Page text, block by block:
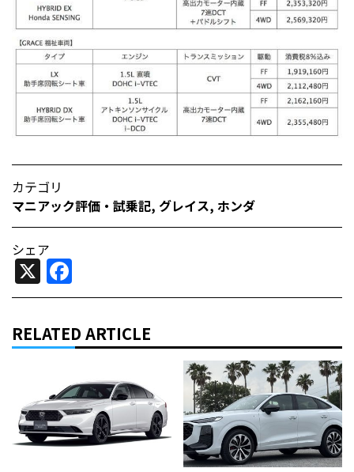
カテゴリ
マニアック評価・試乗記, グレイス, ホンダ
シェア
X
RELATED ARTICLE